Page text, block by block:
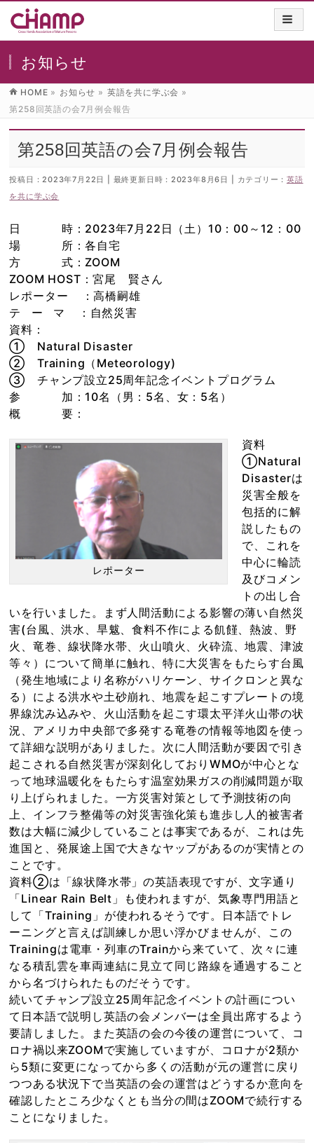
お知らせ
HOME » お知らせ » 英語を共に学ぶ会 »
第258回英語の会7月例会報告
第258回英語の会7月例会報告
投稿日 : 2023年7月22日 最終更新日時 : 2023年8月6日 カテゴリー : 英語
を共に学ぶ会
日 時：2023年7月22日（土）10：00～12：00
場 所：各自宅
方 式：ZOOM
ZOOM HOST：宮尾 賢さん
レポーター ：高橋嗣雄
テ ー マ ：自然災害
資料：
① Natural Disaster
② Training（Meteorology)
③ チャンプ設立25周年記念イベントプログラム
参 加：10名（男：5名、女：5名）
概 要：
レポーター
資料
①Natural
Disasterは
災害全般を
包括的に解
説したもの
で、これを
中心に輪読
及びコメン
トの出し合
いを行いました。まず人間活動による影響の薄い自然災
害(台風、洪水、旱魃、食料不作による飢饉、熱波、野
火、竜巻、線状降水帯、火山噴火、火砕流、地震、津波
等々）について簡単に触れ、特に大災害をもたらす台風
（発生地域により名称がハリケーン、サイクロンと異な
る）による洪水や土砂崩れ、地震を起こすプレートの境
界線沈み込みや、火山活動を起こす環太平洋火山帯の状
況、アメリカ中央部で多発する竜巻の情報等地図を使っ
て詳細な説明がありました。次に人間活動が要因で引き
起こされる自然災害が深刻化しておりWMOが中心とな
って地球温暖化をもたらす温室効果ガスの削減問題が取
り上げられました。一方災害対策として予測技術の向
上、インフラ整備等の対災害強化策も進歩し人的被害者
数は大幅に減少していることは事実であるが、これは先
進国と、発展途上国で大きなヤップがあるのが実情との
ことです。
資料②は「線状降水帯」の英語表現ですが、文字通り
「Linear Rain Belt」も使われますが、気象専門用語と
して「Training」が使われるそうです。日本語でトレ
ーニングと言えば訓練しか思い浮かびませんが、この
Trainingは電車・列車のTrainから来ていて、次々に連
なる積乱雲を車両連結に見立て同じ路線を通過すること
から名づけられたものだそうです。
続いてチャンプ設立25周年記念イベントの計画につい
て日本語で説明し英語の会メンバーは全員出席するよう
要請しました。また英語の会の今後の運営について、コ
ロナ禍以来ZOOMで実施していますが、コロナが2類か
ら5類に変更になってから多くの活動が元の運営に戻り
つつある状況下で当英語の会の運営はどうするか意向を
確認したところ少なくとも当分の間はZOOMで続行する
ことになりました。